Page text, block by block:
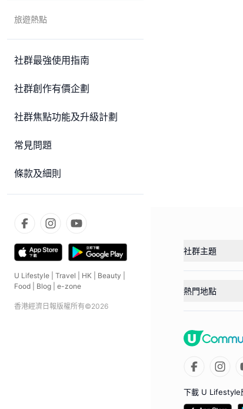
旅遊熱點
社群最強使用指南
社群創作有價企劃
社群焦點功能及升級計劃
常見問題
條款及細則
U Lifestyle Travel HK Beauty
Food
Blog e-zone
香港經濟日報版權所有©2026
社群主題
熱門地點
下載 U Lifestyle